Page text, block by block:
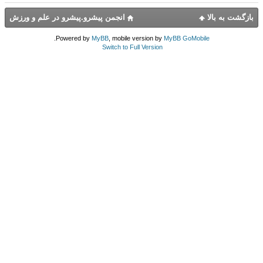
بازگشت به بالا انجمن پیشرو.پیشرو در علم و ورزش
Powered by MyBB, mobile version by MyBB GoMobile
Switch to Full Version